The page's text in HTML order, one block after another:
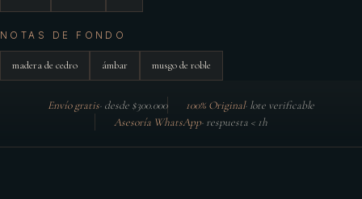
NOTAS DE FONDO
madera de cedro ámbar musgo de roble
Envío gratis· desde $300.000 100% Original· lote verificable
Asesoría WhatsApp· respuesta < 1h